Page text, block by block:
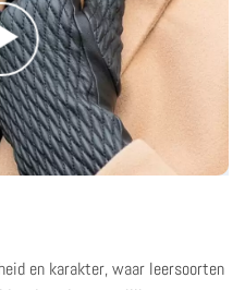
en karakter, waar leersoorten